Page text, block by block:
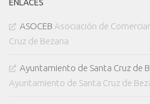
ENLACES
ASOCEB Asociación de
Cruz de Bezana
Ayuntamiento de Santa Cruz de
Ayuntamiento de Santa Cruz de